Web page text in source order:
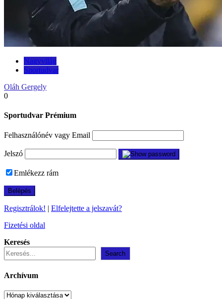
Nagyvilág
Sportudvar
Oláh Gergely
0
Sportudvar Prémium
Felhasználónév vagy Email
Jelszó
Emlékezz rám
Regisztrálok! | Elfelejtette a jelszavát?
Fizetési oldal
Keresés
Search
Archívum
Archívum